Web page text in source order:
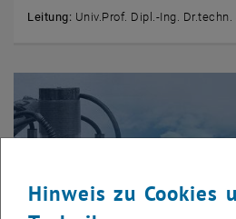
Leitung: Univ.Prof. Dipl.-Ing. Dr.techn.
Hinweis zu Cookies